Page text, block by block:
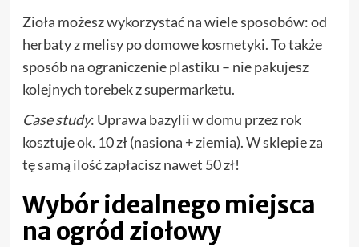
Zioła możesz wykorzystać na wiele sposobów: od
herbaty z melisy po domowe kosmetyki. To także
sposób na ograniczenie plastiku – nie pakujesz
kolejnych torebek z supermarketu.
Case study: Uprawa bazylii w domu przez rok
kosztuje ok. 10 zł (nasiona + ziemia). W sklepie za
tę samą ilość zapłacisz nawet 50 zł!
Wybór idealnego miejsca
na ogród ziołowy